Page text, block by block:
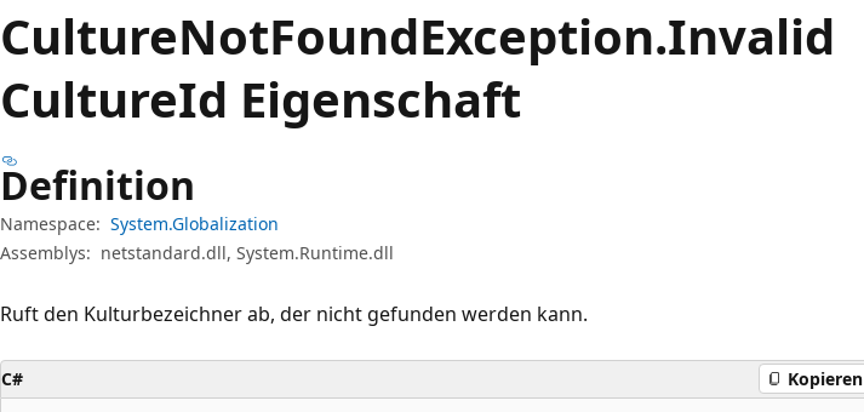
CultureNotFoundException.Invalid
CultureId Eigenschaft
Definition
Namespace: System.Globalization
Assemblys: netstandard.dll, System.Runtime.dll
Ruft den Kulturbezeichner ab, der nicht gefunden werden kann.
C# Kopieren